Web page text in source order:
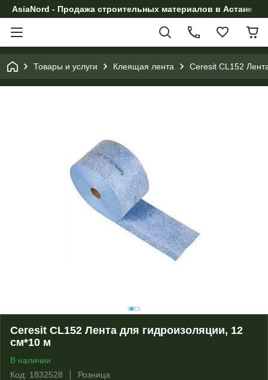
AsiaNord - Продажа строительных материалов в Астане
Товары и услуги Клеящая лента Ceresit CL152
Ceresit CL152 Лента для гидроизоляции, 12
см*10 м
В наличии
Код: 1832528
Розница